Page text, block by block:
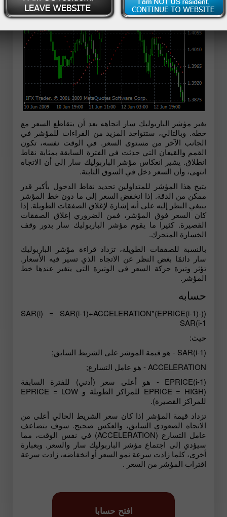
يغير مؤشر الباربوليك سار اتجاهه بعد أن يتقاطع السعر مع
خطه. وبالتالي، ستتواجد المزيد من القراءات للمؤشر في
الجانب الآخر من مستوى السعر. في الوقت نفسه، تكون
القمم والقيعان التي حدثت في الفترة السابقة بمثابة نقاط
انطلاق. يشير انعكاس مؤشر الباربوليك سار إلى أن الاتجاه
انتهى، وأن السعر دخل في السوق الثابتة.
يتيح هذا المؤشر للمتداولين تحديد نقاط الدخول بأكبر قدر
ممكن من الدقة. إذا انخفض السعر إلى ما دون خط المؤشر
ينبغي النظر إليه على أنه إشارة لإغلاق الصفقات الطويلة. إذا
كان السعر فوق المؤشر، فمن الضروري إغلاق الصفقات
القصيرة. كثيرا ما يقوم مؤشر الباربوليك سار بدور وقف
الخسارة المتحرك.
بالنسبة للصفقات الطويلة، تزداد قراءة مؤشر الباربوليك
سار دائمًا بغض النظر عن الاتجاه الذي تسير فيه الأسعار.
تؤثر وتيرة حركة السعر في الوتيرة التي يتغير عندها خط
المؤشر.
حسابه
((SAR(i) = SAR(i-1)+ACCELERATION*(EPRICE(i-1)-
SAR(i-1
حيث:
(SAR(i-1 - هو قيمة المؤشر على الشريط السابق;
ACCELERATION - هو عامل التسارع;
(EPRICE(i-1 - هو أعلى سعر (أدني) للفترة السابقة
(EPRICE = HIGH للمراكز الطويلة و EPRICE = LOW
للمراكز القصيرة).
تزداد قيمة المؤشر إذا كان سعر الشريط الحالي أعلى من
الاتجاه الصعودي السابق، والعكس صحيح. سوف يتضاعف
عامل التسارع (ACCELERATION) في نفس الوقت، مما
سيؤدي إلى اجتماع مؤشر الباربوليك سار والسعر. وبعبارة
أخرى، كلما زادت سرعة نمو السعر أو انخفاضه، زادت سرعة
اقتراب المؤشر من السعر .
افتح حسابا